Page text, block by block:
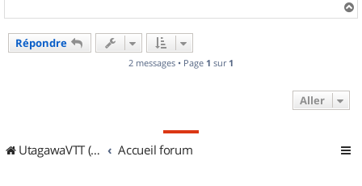
a
Répondre
2 messages • Page 1 sur 1
Aller
UtagawaVTT (Randos VTT et VTTAE avec traces GPS) Accueil forum